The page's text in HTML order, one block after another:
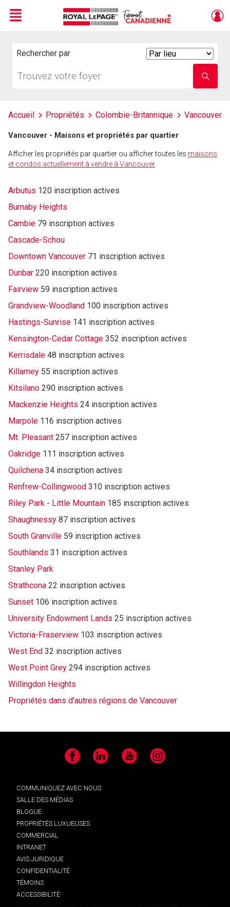
Menu
Rechercher par
votre
nom
Accueil Propriétés Colombie-Britannique Vancouver
Vancouver - Maisons et propriétés par quartier
Afficher les propriétés par quartier ou afficher toutes les maisons
et condos actuellement à vendre à Vancouver
Arbutus 120 inscription actives
Burnaby Heights
Cambie 79 inscription actives
Cascade-Schou
Downtown Vancouver 71 inscription actives
Dunbar 220 inscription actives
Fairview 59 inscription actives
Grandview-Woodland 100 inscription actives
Hastings-Sunrise 141 inscription actives
Kensington-Cedar Cottage 352 inscription actives
Kerrisdale 48 inscription actives
Killarney 55 inscription actives
Kitsilano 290 inscription actives
Mackenzie Heights 24 inscription actives
Marpole 116 inscription actives
Mt. Pleasant 257 inscription actives
Oakridge 111 inscription actives
Quilchena 34 inscription actives
Renfrew-Collingwood 310 inscription actives
Riley Park - Little Mountain 185 inscription actives
Shaughnessy 87 inscription actives
South Granville 59 inscription actives
Southlands 31 inscription actives
Stanley Park
Strathcona 22 inscription actives
Sunset 106 inscription actives
University Endowment Lands 25 inscription actives
Victoria-Fraserview 103 inscription actives
West End 32 inscription actives
West Point Grey 294 inscription actives
Willingdon Heights
Propriétés dans d'autres régions de Vancouver
Facebook LinkedIn YouTube Instagram
COMMUNIQUEZ AVEC NOUS
SALLE DES MÉDIAS
BLOGUE
PROPRIÉTÉS LUXUEUSES
COMMERCIAL
INTRANET
AVIS JURIDIQUE
CONFIDENTIALITÉ
TÉMOINS
ACCESSIBILITÉ